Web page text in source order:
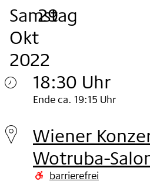
Samstag
, 29
.
Okt
2022
.
18:30 Uhr
Samstag
29.
Okt
2022
Ende ca. 19:15 Uhr
Wiener
Wotruba-
barrierefrei